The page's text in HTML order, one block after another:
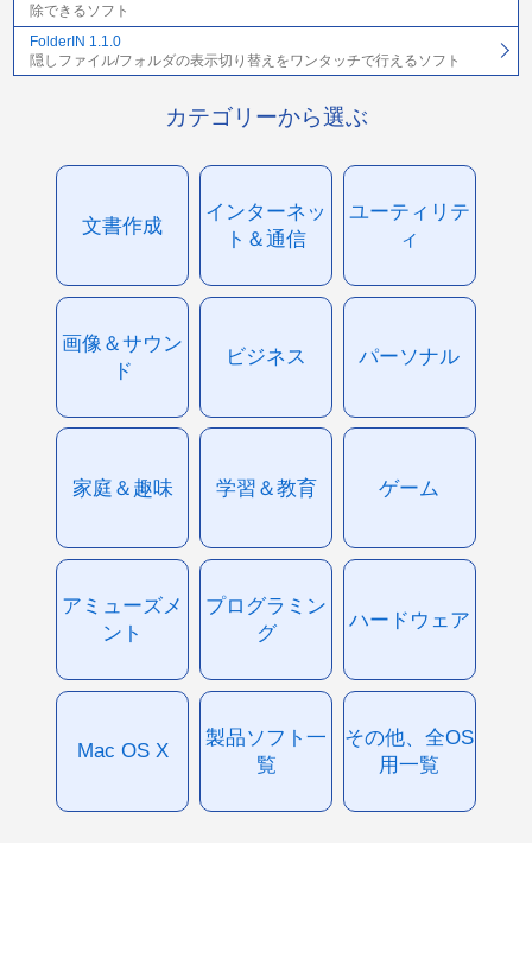
除できるソフト
FolderIN 1.1.0
隠しファイル/フォルダの表示切り替えをワンタッチで行えるソフト
カテゴリーから選ぶ
文書作成
インターネッ
ト＆通信
ユーティリテ
ィ
画像＆サウン
ド
ビジネス パーソナル
家庭＆趣味 学習＆教育 ゲーム
アミューズメ
ント
プログラミン
グ
ハードウェア
Mac OS X
製品ソフト一
覧
その他、全OS
用一覧